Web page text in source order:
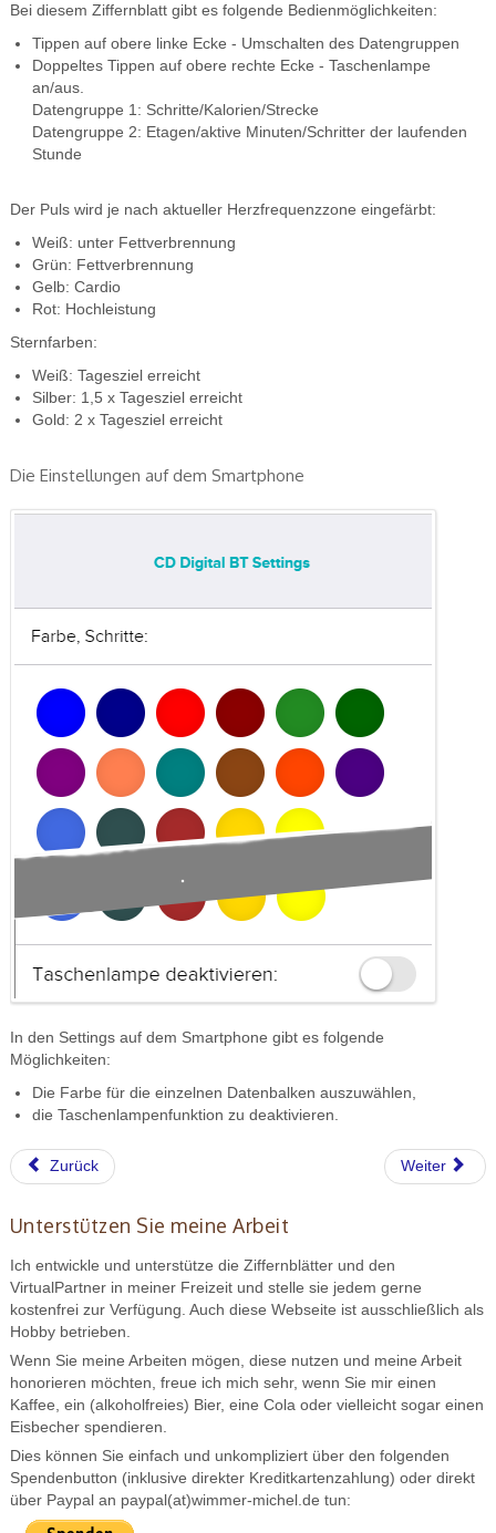
Bei diesem Ziffernblatt gibt es folgende Bedienmöglichkeiten:
Tippen auf obere linke Ecke - Umschalten des Datengruppen
Doppeltes Tippen auf obere rechte Ecke - Taschenlampe
an/aus.
Datengruppe 1: Schritte/Kalorien/Strecke
Datengruppe 2: Etagen/aktive Minuten/Schritter der laufenden
Stunde
Der Puls wird je nach aktueller Herzfrequenzzone eingefärbt:
Weiß: unter Fettverbrennung
Grün: Fettverbrennung
Gelb: Cardio
Rot: Hochleistung
Sternfarben:
Weiß: Tagesziel erreicht
Silber: 1,5 x Tagesziel erreicht
Gold: 2 x Tagesziel erreicht
Die Einstellungen auf dem Smartphone
In den Settings auf dem Smartphone gibt es folgende
Möglichkeiten:
Die Farbe für die einzelnen Datenbalken auszuwählen,
die Taschenlampenfunktion zu deaktivieren.
Zurück Weiter
Unterstützen Sie meine Arbeit
Ich entwickle und unterstütze die Ziffernblätter und den
VirtualPartner in meiner Freizeit und stelle sie jedem gerne
kostenfrei zur Verfügung. Auch diese Webseite ist ausschließlich als
Hobby betrieben.
Wenn Sie meine Arbeiten mögen, diese nutzen und meine Arbeit
honorieren möchten, freue ich mich sehr, wenn Sie mir einen
Kaffee, ein (alkoholfreies) Bier, eine Cola oder vielleicht sogar einen
Eisbecher spendieren.
Dies können Sie einfach und unkompliziert über den folgenden
Spendenbutton (inklusive direkter Kreditkartenzahlung) oder direkt
über Paypal an paypal(at)wimmer-michel.de tun: